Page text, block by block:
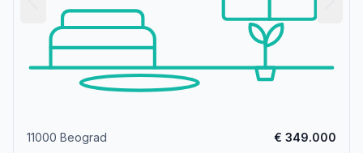
11000 Beograd € 349.000